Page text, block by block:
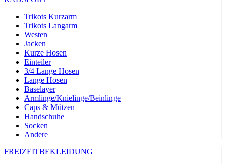
Trikots Kurzarm
Trikots Langarm
Westen
Jacken
Kurze Hosen
Einteiler
3/4 Lange Hosen
Lange Hosen
Baselayer
Armlinge/Knielinge/Beinlinge
Caps & Mützen
Handschuhe
Socken
Andere
FREIZEITBEKLEIDUNG